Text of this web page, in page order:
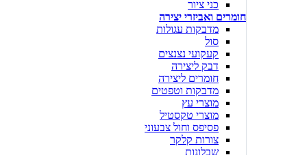
כני ציור
חומרים ואביזרי יצירה
מדבקות עגולות
סול
קעקועי נצנצים
דבק ליצירה
חומרים ליצירה
מדבקות וטפטים
מוצרי עץ
מוצרי טקסטיל
פסיפס וחול צבעוני
צורות קלקר
שבלונות